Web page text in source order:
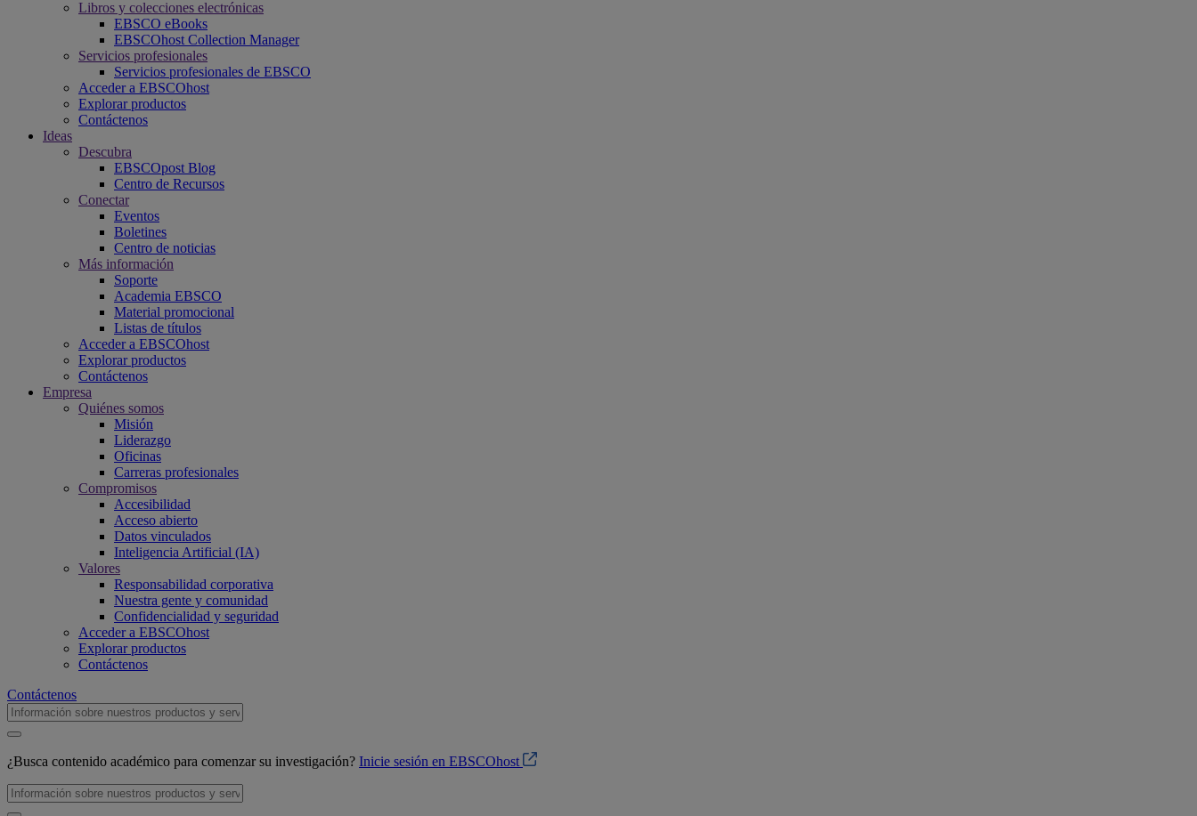
Libros y colecciones electrónicas
EBSCO eBooks
EBSCOhost Collection Manager
Servicios profesionales
Servicios profesionales de EBSCO
Acceder a EBSCOhost
Explorar productos
Contáctenos
Ideas
Descubra
EBSCOpost Blog
Centro de Recursos
Conectar
Eventos
Boletines
Centro de noticias
Más información
Soporte
Academia EBSCO
Material promocional
Listas de títulos
Acceder a EBSCOhost
Explorar productos
Contáctenos
Empresa
Quiénes somos
Misión
Liderazgo
Oficinas
Carreras profesionales
Compromisos
Accesibilidad
Acceso abierto
Datos vinculados
Inteligencia Artificial (IA)
Valores
Responsabilidad corporativa
Nuestra gente y comunidad
Confidencialidad y seguridad
Acceder a EBSCOhost
Explorar productos
Contáctenos
Contáctenos
¿Busca contenido académico para comenzar su investigación? Inicie sesión en EBSCOhost